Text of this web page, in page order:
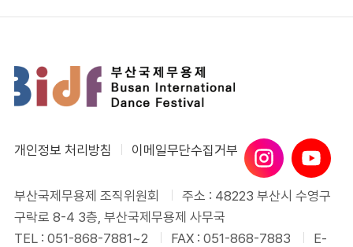
개인정보 처리방침 이메일무단수집거부
부산국제무용제 조직위원회
주소 : 48223 부산시 수영구
구락로 8-4 3층, 부산국제무용제 사무국
TEL : 051-868-7881~2
FAX : 051-868-7883
E-